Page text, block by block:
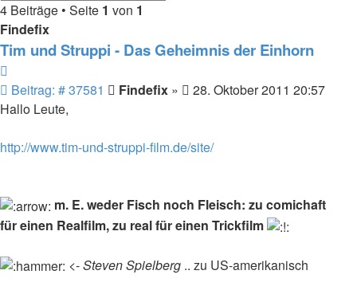
4 Beiträge • Seite 1 von 1
Findefix
Tim und Struppi - Das Geheimnis der Einhorn
Beitrag: # 37581 Beitrag
Findefix »
28. Oktober 2011 20:57
Hallo Leute,
http://www.tim-und-struppi-film.de/site/
m. E. weder Fisch noch Fleisch: zu comichaft
für einen Realfilm, zu real für einen Trickfilm
<-Steven Spielberg .. zu US-amerikanisch